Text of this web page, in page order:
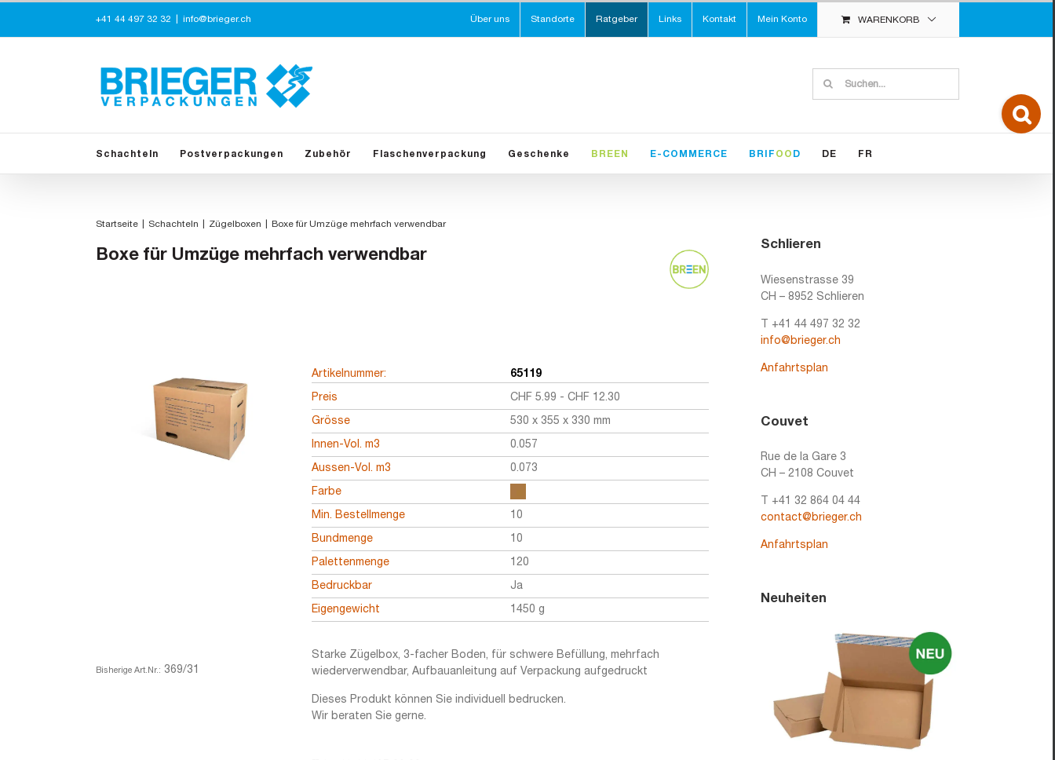
springen
+41 44 497 32 32 info@brieger.ch Über uns Standorte Ratgeber Links Kontakt Mein Konto WARENKORB
nach:
Schachteln Postverpackungen Zubehör Flaschenverpackung Geschenke BREEN E-COMMERCE BRIF OO D DE FR
Startseite Schachteln Zügelboxen Boxe für Umzüge mehrfach verwendbar
Boxe für Umzüge mehrfach verwendbar
Bisherige Art.Nr.: 369/31
Artikelnummer: 65119
Preis CHF 5.99 -CHF 12.30
Grösse 530 x 355 x 330 mm
Innen-Vol. m3 0.057
Aussen-Vol. m3 0.073
Farbe
Min. Bestellmenge 10
Bundmenge 10
Palettenmenge 120
Bedruckbar Ja
Eigengewicht 1450 g
Starke Zügelbox, 3-facher Boden, für schwere Befüllung, mehrfach
wiederverwendbar, Aufbauanleitung auf Verpackung aufgedruckt
Dieses Produkt können Sie individuell bedrucken.
Wir beraten Sie gerne.
Schlieren
Wiesenstrasse 39
CH – 8952 Schlieren
T +41 44 497 32 32
info@brieger.ch
Anfahrtsplan
Couvet
Rue de la Gare 3
CH – 2108 Couvet
T +41 32 864 04 44
contact@brieger.ch
Anfahrtsplan
Neuheiten
Toggle
Sliding
Bar